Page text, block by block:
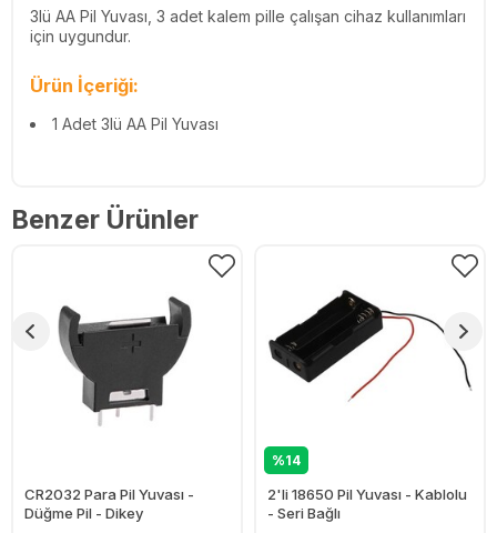
3lü AA Pil Yuvası, 3 adet kalem pille çalışan cihaz kullanımları
için uygundur.
Ürün İçeriği:
1 Adet 3lü AA Pil Yuvası
Benzer Ürünler
CR2032 Para Pil Yuvası -
Düğme Pil - Dikey
%14
2'li 18650 Pil Yuvası - Kablolu
- Seri Bağlı